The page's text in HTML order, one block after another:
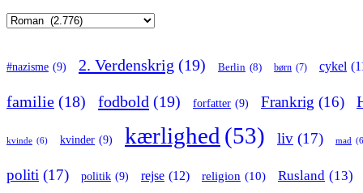
Kategorier
#nazisme (9) 2. Verdenskrig (19) Berlin (8) børn (7) cykel
familie (18) fodbold (19) forfatter (9) Frankrig (16)
kvinde (6) kvinder (9) kærlighed (53) liv (17) mad
politi (17) politik (9) rejse (12) religion (10) Rusland (13)